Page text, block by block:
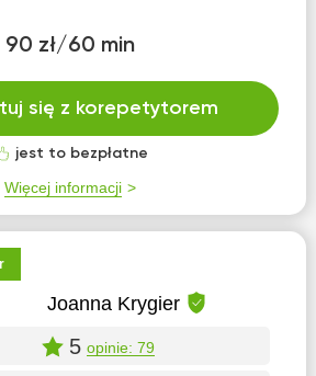
90 zł/60 min
się z korepetytorem
jest to bezpłatne
Więcej informacji
Joanna Krygier
5 opinie: 79